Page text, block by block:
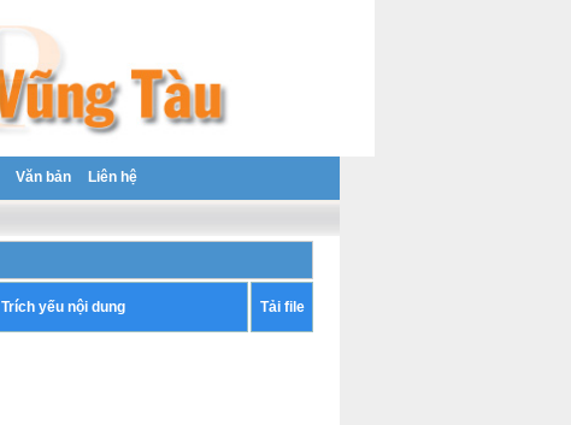
Văn bản Liên hệ
Trích yếu nội dung Tải file